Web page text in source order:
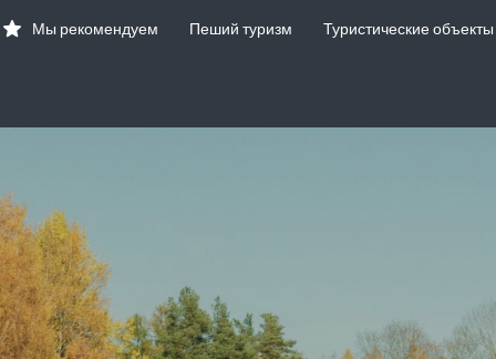
Мы рекомендуем Пеший туризм Туристические объекты